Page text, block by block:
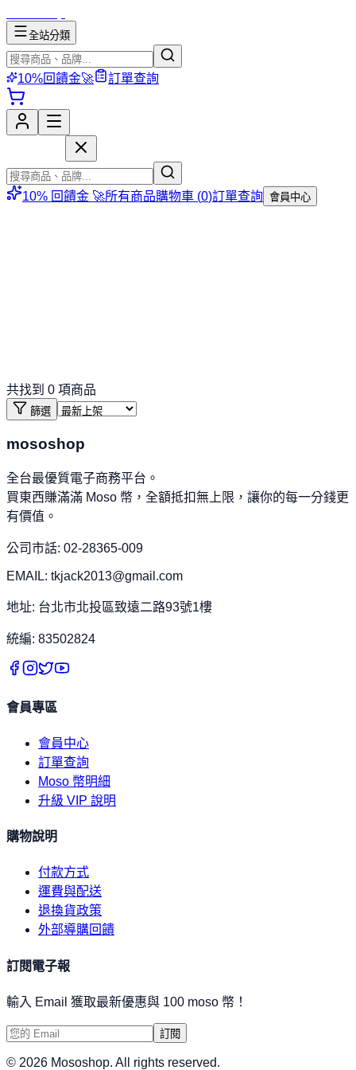
全站分類
10%回饋金🚀 訂單查詢
10% 回饋金 🚀所有商品購物車 (0)訂單查詢 會員中心
共找到 0 項商品
篩選
mososhop
全台最優質電子商務平台。
買東西賺滿滿 Moso 幣，全額抵扣無上限，讓你的每一分錢更
有價值。
公司市話: 02-28365-009
EMAIL: tkjack2013@gmail.com
地址: 台北市北投區致遠二路93號1樓
統編: 83502824
會員專區
會員中心
訂單查詢
Moso 幣明細
升級 VIP 說明
購物說明
付款方式
運費與配送
退換貨政策
外部導購回饋
訂閱電子報
輸入 Email 獲取最新優惠與 100 moso 幣！
訂閱
© 2026 Mososhop. All rights reserved.